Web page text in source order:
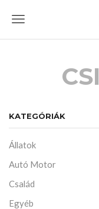
Menu
KATEGÓRIÁK
Állatok
Autó Motor
Család
Egyéb